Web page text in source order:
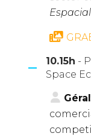
10.15h -
Space